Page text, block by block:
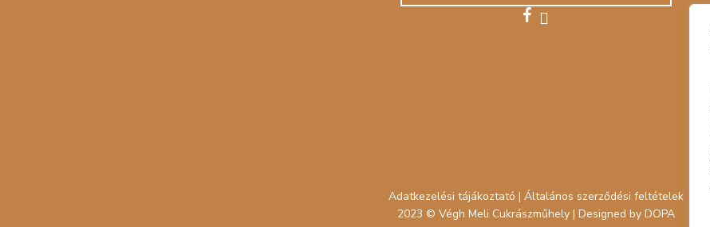
facebookinstagram
Adatkezelési tájákoztató | Általános szerződési feltételek
2023 © Végh Meli Cukrászműhely | Designed by DOPA